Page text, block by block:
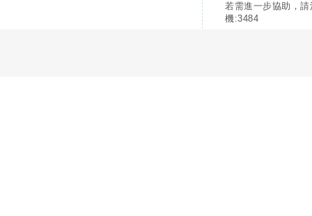
若需進一步協助，
機:3484